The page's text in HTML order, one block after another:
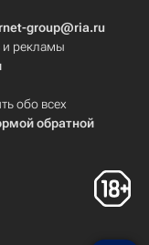
group@ria.ru
и рекламы
обо всех
обратной